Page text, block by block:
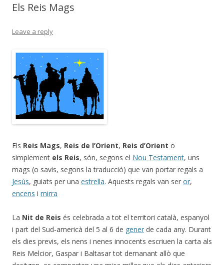
Els Reis Mags
Leave a reply
Els Reis Mags, Reis de l’Orient, Reis d’Orient o
simplement els Reis, són, segons el Nou Testament, uns
mags (o savis, segons la traducció) que van portar regals a
Jesús, guiats per una estrella. Aquests regals van ser or,
encens i mirra
La Nit de Reis és celebrada a tot el territori català, espanyol
i part del Sud-americà del 5 al 6 de gener de cada any. Durant
els dies previs, els nens i nenes innocents escriuen la carta als
Reis Melcior, Gaspar i Baltasar tot demanant allò que